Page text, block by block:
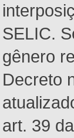
SELIC.
gênero
Decreto
art. 39